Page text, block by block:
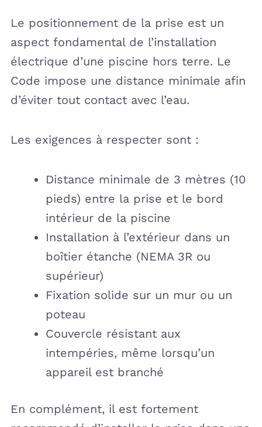
Le positionnement de la prise est un
aspect fondamental de l’installation
électrique d’une piscine hors terre. Le
Code impose une distance minimale afin
d’éviter tout contact avec l’eau.
Les exigences à respecter sont :
Distance minimale de 3 mètres (10
pieds) entre la prise et le bord
intérieur de la piscine
Installation à l’extérieur dans un
boîtier étanche (NEMA 3R ou
supérieur)
Fixation solide sur un mur ou un
poteau
Couvercle résistant aux
intempéries, même lorsqu’un
appareil est branché
En complément, il est fortement